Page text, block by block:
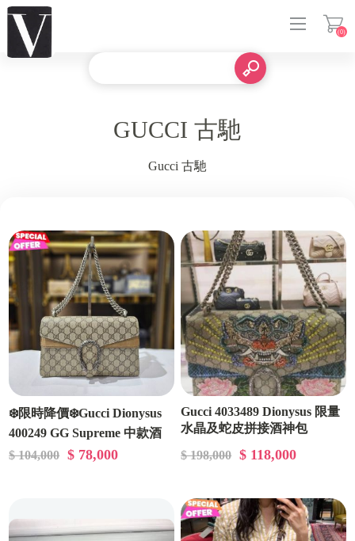
(0)
GUCCI 古馳
Gucci 古馳
❄️限時降價❄️Gucci Dionysus
400249 GG Supreme 中款酒
神包 米色《當季專櫃正售★
$ 104,000 $ 78,000
Gucci 4033489 Dionysus 限量
水晶及蛇皮拼接酒神包
$ 198,000
$ 118,000